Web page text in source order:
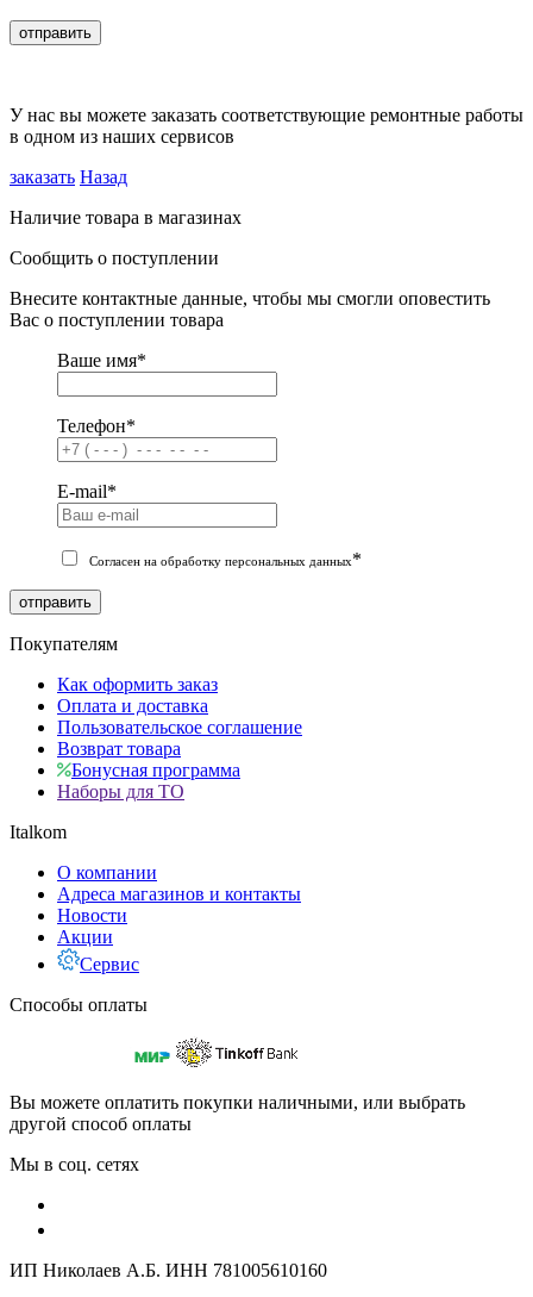
отправить
У нас вы можете заказать соответствующие ремонтные работы
в одном из наших сервисов
заказать Назад
Наличие товара в магазинах
Сообщить о поступлении
Внесите контактные данные, чтобы мы смогли оповестить
Вас о поступлении товара
Ваше имя*
Телефон*
E-mail*
Согласен на обработку персональных данных*
отправить
Покупателям
Как оформить заказ
Оплата и доставка
Пользовательское соглашение
Возврат товара
Бонусная программа
Наборы для ТО
Italkom
О компании
Адреса магазинов и контакты
Новости
Акции
Сервис
Способы оплаты
Вы можете оплатить покупки наличными, или выбрать
другой способ оплаты
Мы в соц. сетях
ИП Николаев А.Б. ИНН 781005610160